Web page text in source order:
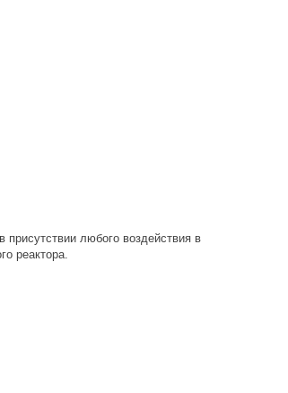
в присутствии любого воздействия в
реактора.